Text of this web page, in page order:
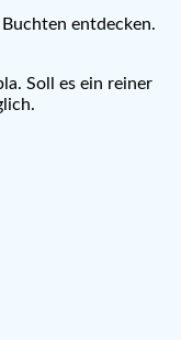
entdecken.
Soll es ein reiner